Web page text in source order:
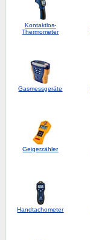
Kontaktlos-
Thermometer
Gasmessgeräte
Geigerzähler
Handtachometer